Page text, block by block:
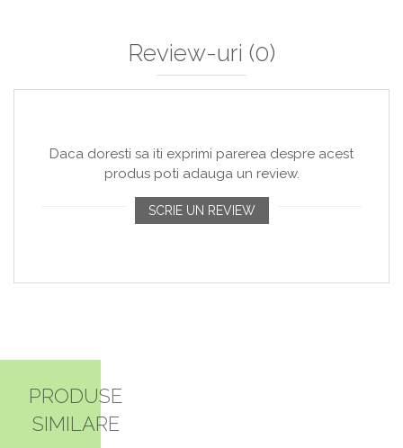
Review-uri (0)
Daca doresti sa iti exprimi parerea despre acest
produs poti adauga un review.
SCRIE UN REVIEW
PRODUSE
SIMILARE